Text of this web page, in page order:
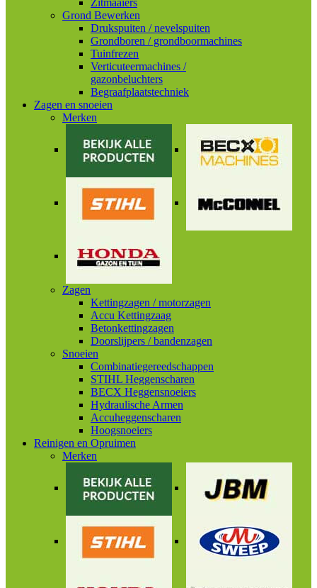
Zitmaaiers
Grond Bewerken
Drukspuiten / nevelspuiten
Grondboren / grondboormachines
Tuinfrezen
Verticuteermachines /
gazonbeluchters
Begraafplaatstechniek
Zagen en snoeien
Merken
Zagen
Kettingzagen / motorzagen
Accu Kettingzaag
Betonkettingzagen
Doorslijpers / bandenzagen
Snoeien
Combinatiegereedschappen
STIHL Heggenscharen
BECX Heggensnoeiers
Hydraulische Armen
Accuheggenscharen
Hoogsnoeiers
Reinigen en Opruimen
Merken